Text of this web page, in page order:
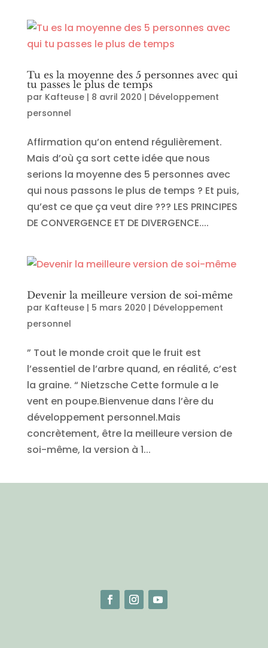
Tu es la moyenne des 5 personnes avec qui
tu passes le plus de temps
par Kafteuse| 8 avril 2020 | Développement
personnel
Affirmation qu’on entend régulièrement.
Mais d’où ça sort cette idée que nous
serions la moyenne des 5 personnes avec
qui nous passons le plus de temps ? Et puis,
qu’est ce que ça veut dire ??? LES PRINCIPES
DE CONVERGENCE ET DE DIVERGENCE....
Devenir la meilleure version de soi-même
par Kafteuse| 5 mars 2020 | Développement
personnel
” Tout le monde croit que le fruit est
l’essentiel de l’arbre quand, en réalité, c’est
la graine. “ Nietzsche Cette formule a le
vent en poupe.Bienvenue dans l’ère du
développement personnel.Mais
concrètement, être la meilleure version de
soi-même, la version à 1...